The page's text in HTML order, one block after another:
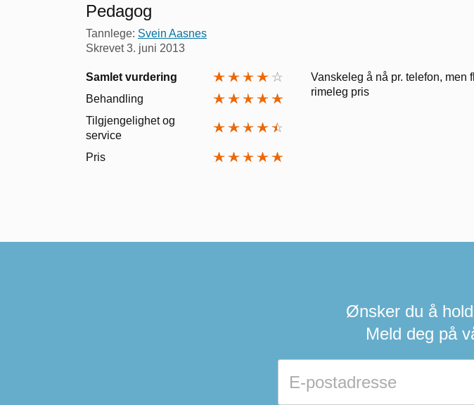
Pedagog
Tannlege: Svein Aasnes
Skrevet3. juni 2013
Samlet vurdering
Behandling
Tilgjengelighet og
service
Pris
Vanskeleg å nå pr. telefon, men
rimeleg pris
Ønsker du å
Meld deg på